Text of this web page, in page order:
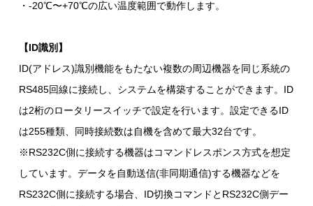
・-20℃〜+70℃の広い温度範囲で動作します。
【ID識別】
ID(アドレス)識別機能をもたない複数の周辺機器を同じ系統の
RS485回線に接続し、システムを構築することができます。ID
は2桁のロータリースイッチで設定を行います。設定できるID
は255種類、同時接続数は自機を含めて最大32台です。
※RS232C側に接続する機器はコマンドレスポンス方式を想定
しています。データを自動送信(非同期通信)する機器などを
RS232C側に接続する場合、ID切換コマンドとRS232C側デー